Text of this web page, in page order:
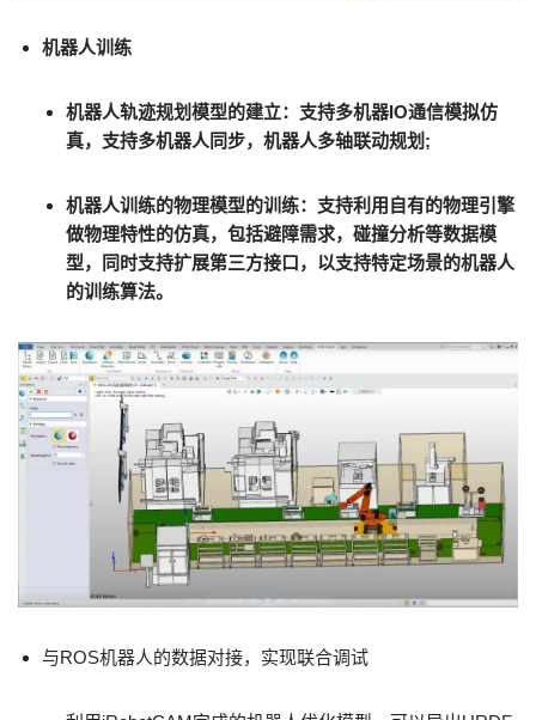
机器人训练
机器人轨迹规划模型的建立： 支持多机器IO通信模拟仿
真，支持多机器人同步，机器人多轴联动规划;
机器人训练的物理模型的训练：支持利用自有的物理引擎
做物理特性的仿真，包括避障需求，碰撞分析等数据模
型，同时支持扩展第三方接口，以支持特定场景的机器人
的训练算法。
与ROS机器人的数据对接，实现联合调试